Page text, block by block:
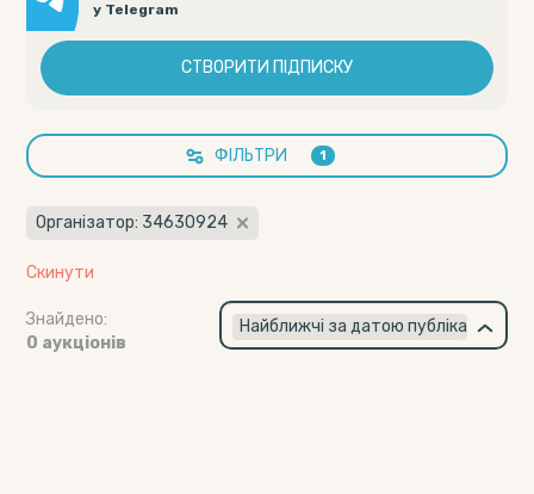
у Telegram
СТВОРИТИ ПІДПИСКУ
ФІЛЬТРИ 1
Організатор: 34630924
Скинути
Знайдено:
0 аукціонів
×
Найближчі за датою публікації